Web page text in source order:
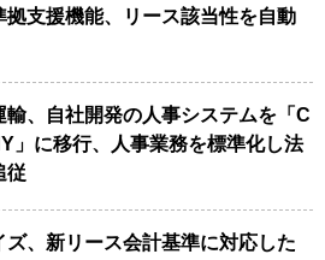
拠支援機能、リース該当性を自動
輸、自社開発の人事システムを「C
」に移行、人事業務を標準化し法
従
ズ、新リース会計基準に対応した